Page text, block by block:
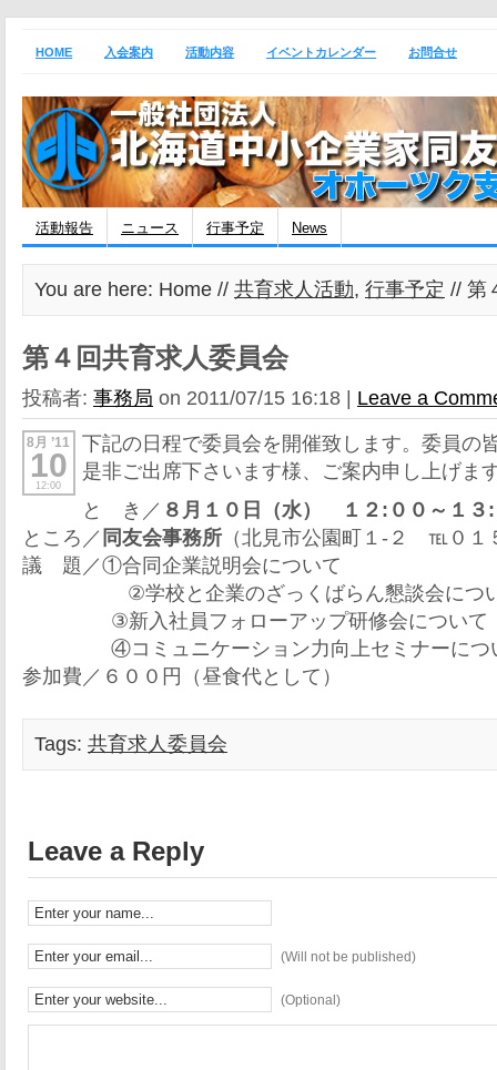
HOME 入会案内 活動内容 イベントカレンダー お問合せ
活動報告 ニュース 行事予定 News
You are here: Home // 共育求人活動, 行事予定 // 第
第４回共育求人委員会
投稿者: 事務局 on 2011/07/15 16:18 | Leave a
8月 ’11
10
12:00
下記の日程で委員会を開催致します。委員の
是非ご出席下さいます様、ご案内申し上げま
と き／ ８月１０日（水） １２:００～１３
ところ／ 同友会事務所 （北見市公園町１-２ ℡０１
議 題／①合同企業説明会について
②学校と企業のざっくばらん懇談会につ
③新入社員フォローアップ研修会について
④コミュニケーション力向上セミナーにつ
参加費／６００円（昼食代として）
Tags: 共育求人委員会
Leave a Reply
(Will not be published)
(Optional)